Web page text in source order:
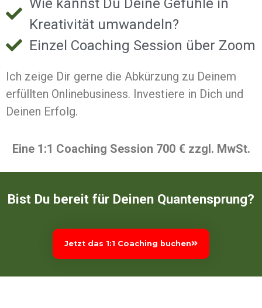
Wie kannst Du Deine Gefühle in
Kreativität umwandeln?
Einzel Coaching Session über Zoom
Ich zeige Dir gerne die Abkürzung zu Deinem
erfüllten Onlinebusiness. Investiere in Dich und
Deinen Erfolg.
Eine 1:1 Coaching Session 700 € zzgl. MwSt.
Bist Du bereit für Deinen Quantensprung?
Jetzt das 1:1 Coaching buchen